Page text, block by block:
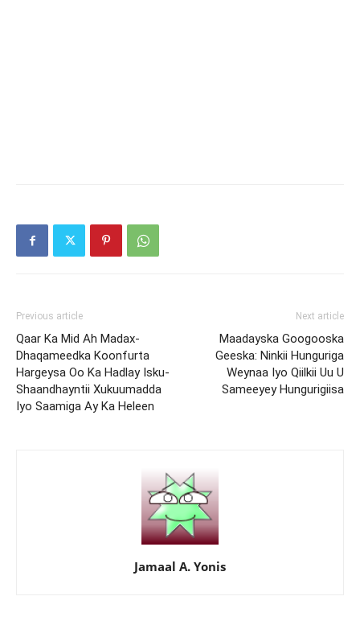
Previous article
Qaar Ka Mid Ah Madax-
Dhaqameedka Koonfurta
Hargeysa Oo Ka Hadlay Isku-
Shaandhayntii Xukuumadda
Iyo Saamiga Ay Ka Heleen
Next article
Maadayska Googooska
Geeska: Ninkii Hunguriga
Weynaa Iyo Qiilkii Uu U
Sameeyey Hungurigiisa
Jamaal A. Yonis